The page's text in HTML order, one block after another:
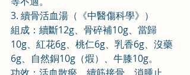
3. 續骨活血湯（《中醫傷科學》）
組成：續斷12g、骨碎補10g、當歸
10g、紅花6g、桃仁6g、乳香6g、沒藥
6g、自然銅10g（煆）、牛膝10g。